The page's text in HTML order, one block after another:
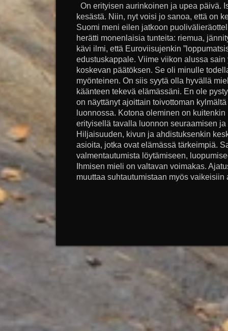
On erityisen aurinkoinen ja upea päivä.
kesästä. Niin, nyt voisi jo sanoa, että on
Suomi meni eilen jatkoon
herätti monenlaisia tunteita: riemua,
kävi ilmi, että Euroviisujenkin
edustuskappale. Viime viikon alussa
koskevan päätöksen. Se oli minulle
myönteinen. On siis syytä olla hyvällä
käänteen tekevä elämässäni. En ole
on näyttänyt ajoittain toivottoman
luonnossa. Kotona oleminen on
erityisellä tavalla luonnon seuraamisen
Hiljaisuuden, kivun ja ahdistuksenkin
asioita, jotka ovat elämässä tärkeimpiä.
valmentautumista löytämiseen,
Ihmisen mieli on valtavan voimakas.
muuttaa suhtautumistaan myös